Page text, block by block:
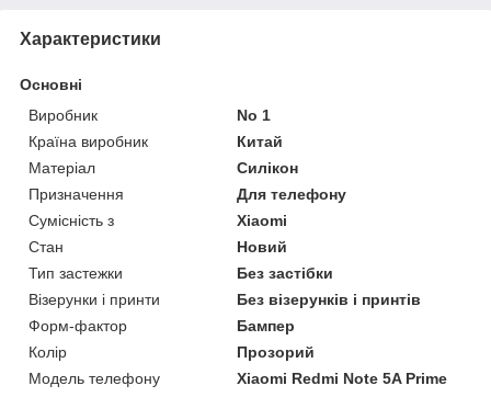
Характеристики
Основні
Виробник
No 1
Країна виробник
Китай
Матеріал
Силікон
Призначення
Для телефону
Сумісність з
Xiaomi
Стан
Новий
Тип застежки
Без застібки
Візерунки і принти
Без візерунків і принтів
Форм-фактор
Бампер
Колір
Прозорий
Модель телефону
Xiaomi Redmi Note 5A Prime